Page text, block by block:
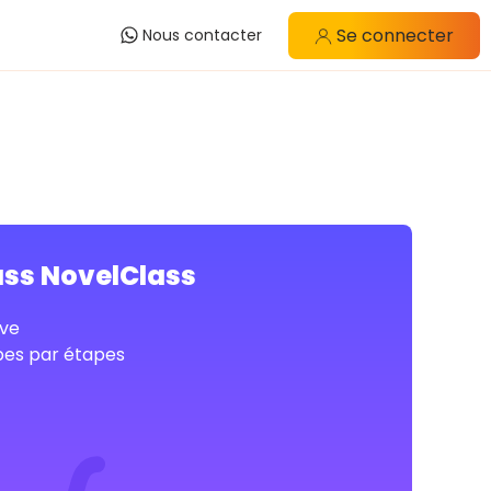
Nous contacter Se connecter
NovelClass
par étapes